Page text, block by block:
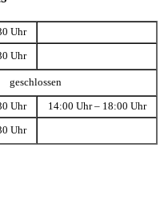
Uhr
Uhr
geschlossen
Uhr 14:00 Uhr – 18:00 Uhr
Uhr